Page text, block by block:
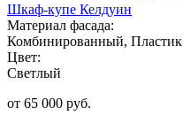
Шкаф-купе Келдуин
Материал фасада:
Комбинированный, Пластик
Цвет:
Светлый
от 65 000 руб.